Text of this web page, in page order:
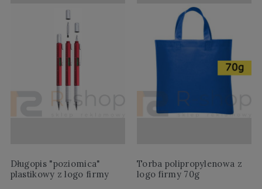
Długopis "poziomica"
plastikowy z logo firmy
Torba polipropylenowa z
logo firmy 70g